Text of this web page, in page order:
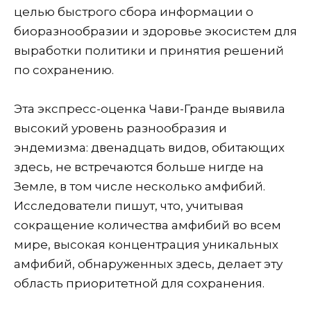
целью быстрого сбора информации о
биоразнообразии и здоровье экосистем для
выработки политики и принятия решений
по сохранению.
Эта экспресс-оценка Чави-Гранде выявила
высокий уровень разнообразия и
эндемизма: двенадцать видов, обитающих
здесь, не встречаются больше нигде на
Земле, в том числе несколько амфибий.
Исследователи пишут, что, учитывая
сокращение количества амфибий во всем
мире, высокая концентрация уникальных
амфибий, обнаруженных здесь, делает эту
область приоритетной для сохранения.